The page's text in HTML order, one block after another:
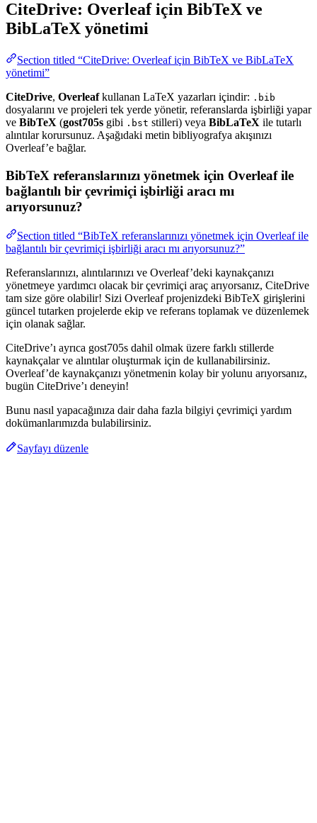
CiteDrive: Overleaf için BibTeX ve
BibLaTeX yönetimi
Section titled “CiteDrive: Overleaf için BibTeX ve BibLaTeX
yönetimi”
CiteDrive, Overleafkullanan LaTeX yazarları içindir: .bib
dosyalarını ve projeleri tek yerde yönetir, referanslarda işbirliği yapar
ve BibTeX (gost705s gibi .bst stilleri) veya BibLaTeX ile tutarlı
alıntılar korursunuz. Aşağıdaki metin bibliyografya akışınızı
Overleaf’e bağlar.
BibTeX referanslarınızı yönetmek için Overleaf ile
bağlantılı bir çevrimiçi işbirliği aracı mı
arıyorsunuz?
Section titled “BibTeX referanslarınızı yönetmek için Overleaf ile
bağlantılı bir çevrimiçi işbirliği aracı mı arıyorsunuz?”
Referanslarınızı, alıntılarınızı ve Overleaf’deki kaynakçanızı
yönetmeye yardımcı olacak bir çevrimiçi araç arıyorsanız, CiteDrive
tam size göre olabilir! Sizi Overleaf projenizdeki BibTeX girişlerini
güncel tutarken projelerde ekip ve referans toplamak ve düzenlemek
için olanak sağlar.
CiteDrive’ı ayrıca gost705s dahil olmak üzere farklı stillerde
kaynakçalar ve alıntılar oluşturmak için de kullanabilirsiniz.
Overleaf’de kaynakçanızı yönetmenin kolay bir yolunu arıyorsanız,
bugün CiteDrive’ı deneyin!
Bunu nasıl yapacağınıza dair daha fazla bilgiyi çevrimiçi yardım
dokümanlarımızda bulabilirsiniz.
Sayfayı düzenle